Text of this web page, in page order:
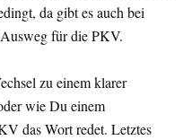
da gibt es auch bei
für die PKV.
zu einem klarer
wie Du einem
das Wort redet. Letztes